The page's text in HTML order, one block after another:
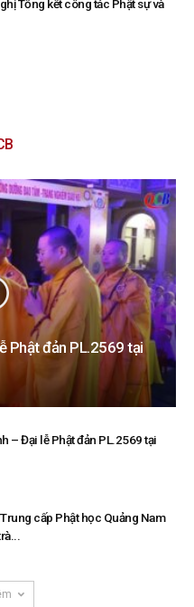
Tổng kết công tác Phật sự và
Phật đản PL.2569 tại
– Đại lễ Phật đản PL.2569 tại
cấp Phật học Quảng Nam